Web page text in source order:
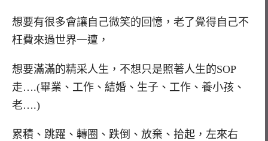
想要有很多會讓自己微笑的回憶，老了覺得自己不
枉費來過世界一遭，
想要滿滿的精采人生，不想只是照著人生的SOP
走….(畢業、工作、結婚、生子、工作、養小孩、
老….)
累積、跳躍、轉圈、跌倒、放棄、拾起，左來右